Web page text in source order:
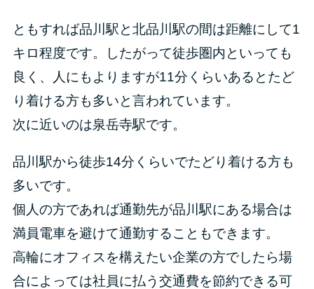
ともすれば品川駅と北品川駅の間は距離にして1
キロ程度です。したがって徒歩圏内といっても
良く、人にもよりますが11分くらいあるとたど
り着ける方も多いと言われています。
次に近いのは泉岳寺駅です。
品川駅から徒歩14分くらいでたどり着ける方も
多いです。
個人の方であれば通勤先が品川駅にある場合は
満員電車を避けて通勤することもできます。
高輪にオフィスを構えたい企業の方でしたら場
合によっては社員に払う交通費を節約できる可